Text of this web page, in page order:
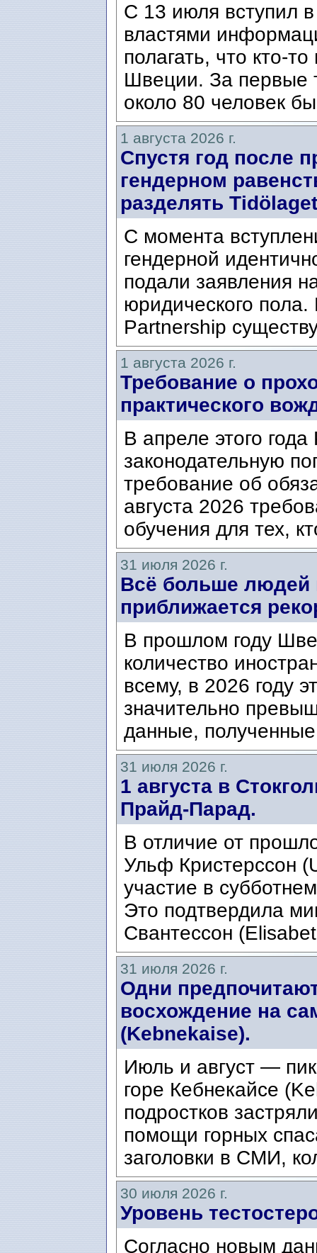
С 13 июля вступил
властями
полагать, что кто-
Швеции. За первые
около 80 человек
1 августа 2026 г.
Спустя год после
гендерном
разделять
С момента
гендерной
подали заявления
юридического
Partnership
1 августа 2026 г.
Требование о
практического
В апреле этого
законодательную
требование об
августа 2026
обучения для тех,
31 июля 2026 г.
Всё больше
приближается
В прошлом году
количество
всему, в 2026 году
значительно
данные,
31 июля 2026 г.
1 августа в
Прайд-Парад.
В отличие от
Ульф Кристерссон
участие в
Это подтвердила
Свантессон
31 июля 2026 г.
Одни
восхождение на
(Kebnekaise).
Июль и август — пик
горе Кебнекайсе
подростков
помощи горных
заголовки в СМИ,
30 июля 2026 г.
Уровень
Согласно новым